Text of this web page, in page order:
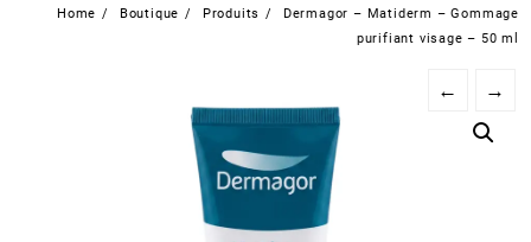
Home Boutique Produits
Dermagor – Matiderm – Gommage
purifiant visage – 50 ml
← →